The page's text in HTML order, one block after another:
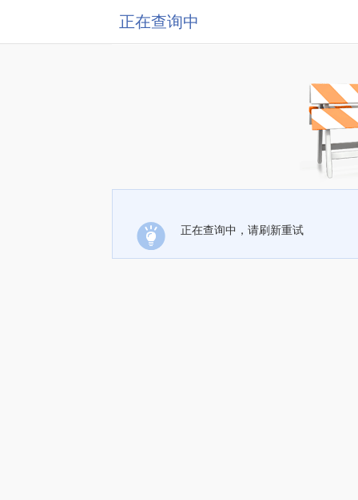
正在查询中
正在查询中，请刷新重试